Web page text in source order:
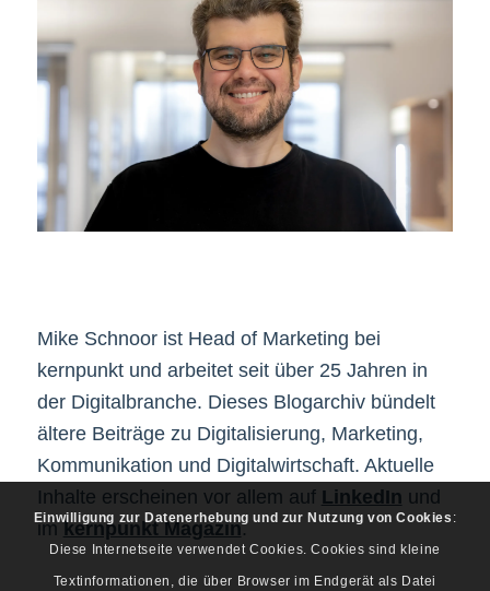
Mike Schnoor ist Head of Marketing bei
kernpunkt und arbeitet seit über 25 Jahren in
der Digitalbranche. Dieses Blogarchiv bündelt
ältere Beiträge zu Digitalisierung, Marketing,
Kommunikation und Digitalwirtschaft. Aktuelle
Inhalte erscheinen vor allem auf LinkedIn und
imkernpunkt Magazin.
Einwilligung zur Datenerhebung und zur Nutzung von Cookies :
Diese Internetseite verwendet Cookies. Cookies sind kleine
Textinformationen, die über Browser im Endgerät als Datei